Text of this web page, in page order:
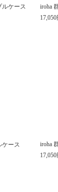
ルケース
iroha
ケース
iroha